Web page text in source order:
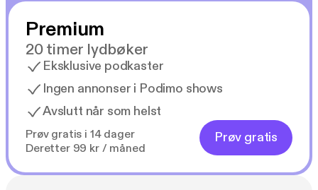
Premium
20 timer lydbøker
Eksklusive podkaster
Ingen annonser i Podimo shows
Avslutt når som helst
Prøv gratis i 14 dager
Deretter 99 kr / måned
Prøv gratis